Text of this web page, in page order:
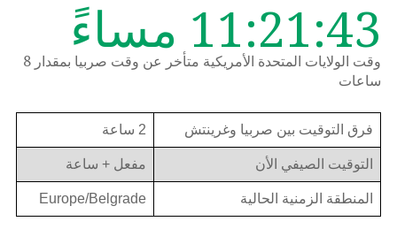
11:21:44 مساءً
وقت الولايات المتحدة الأمريكية متأخر عن وقت صربيا بمقدار 8
ساعات
فرق التوقيت بين صربيا وغرينتش 2 ساعة
التوقيت الصيفي الأن مفعل + ساعة
المنطقة الزمنية الحالية Europe/Belgrade